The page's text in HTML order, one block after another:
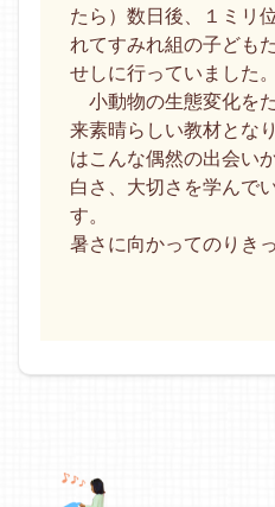
たら）数日後、１ミリ
れてすみれ組の子ども
せしに行っていました。
小動物の生態変化を
来素晴らしい教材とな
はこんな偶然の出会い
白さ、大切さを学んで
す。
暑さに向かってのりき